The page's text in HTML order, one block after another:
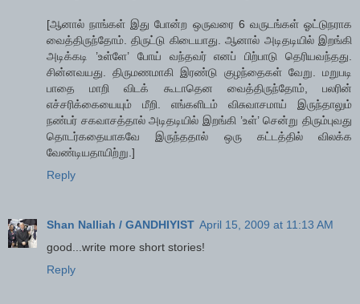
[ஆனால் நாங்கள் இது போன்ற ஒருவரை 6 வருடங்கள் ஓட்டுநராக
வைத்திருந்தோம். திருட்டு கிடையாது. ஆனால் அடிதடியில் இறங்கி
அடிக்கடி ’உள்ளே’ போய் வந்தவர் எனப் பிற்பாடு தெரியவந்தது.
சின்னவயது. திருமணமாகி இரண்டு குழந்தைகள் வேறு. மறுபடி
பாதை மாறி விடக் கூடாதென வைத்திருந்தோம், பலரின்
எச்சரிக்கையையும் மீறி. எங்களிடம் விசுவாசமாய் இருந்தாலும்
நண்பர் சகவாசத்தால் அடிதடியில் இறங்கி ’உள்’ சென்று திரும்புவது
தொடர்கதையாகவே இருந்ததால் ஒரு கட்டத்தில் விலக்க
வேண்டியதாயிற்று.]
Reply
Shan Nalliah / GANDHIYIST April 15, 2009 at 11:13 AM
good...write more short stories!
Reply